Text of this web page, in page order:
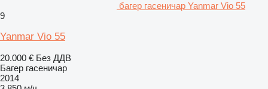
багер гасеничар Yanmar Vio 55
9
Yanmar Vio 55
20.000 € Без ДДВ
Багер гасеничар
2014